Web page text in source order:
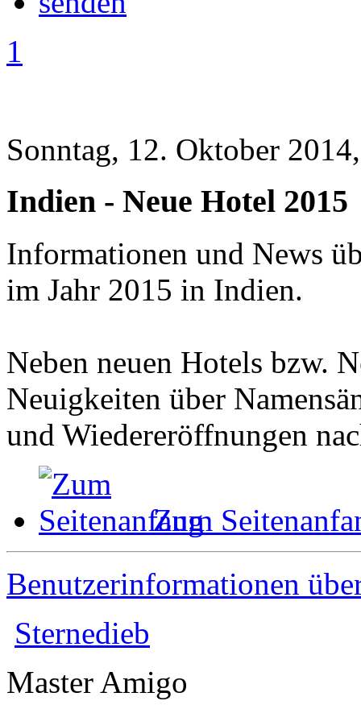
1
Sonntag, 12. Oktober
Indien - Neue Hotel 2015
Informationen und News
im Jahr 2015 in Indien.
Neben neuen Hotels bzw.
Neuigkeiten über
und Wiedereröffnungen
Zum
Benutzerinformationen
Sternedieb
Master Amigo